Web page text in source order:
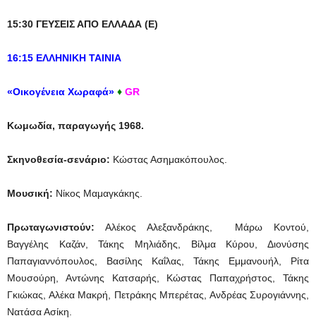
15:30 ΓΕΥΣΕΙΣ ΑΠΟ ΕΛΛΑΔΑ (Ε)
16:15 ΕΛΛΗΝΙΚΗ ΤΑΙΝΙΑ
«Οικογένεια Χωραφά» ♦ GR
Κωμωδία, παραγωγής 1968.
Σκηνοθεσία-σενάριο: Κώστας Ασημακόπουλος.
Μουσική: Νίκος Μαμαγκάκης.
Πρωταγωνιστούν: Αλέκος Αλεξανδράκης, Μάρω Κοντού,
Βαγγέλης Καζάν, Τάκης Μηλιάδης, Βίλμα Κύρου, Διονύσης
Παπαγιαννόπουλος, Βασίλης Καΐλας, Τάκης Εμμανουήλ, Ρίτα
Μουσούρη, Αντώνης Κατσαρής, Κώστας Παπαχρήστος, Τάκης
Γκιώκας, Αλέκα Μακρή, Πετράκης Μπερέτας, Ανδρέας Συρογιάννης,
Νατάσα Ασίκη.